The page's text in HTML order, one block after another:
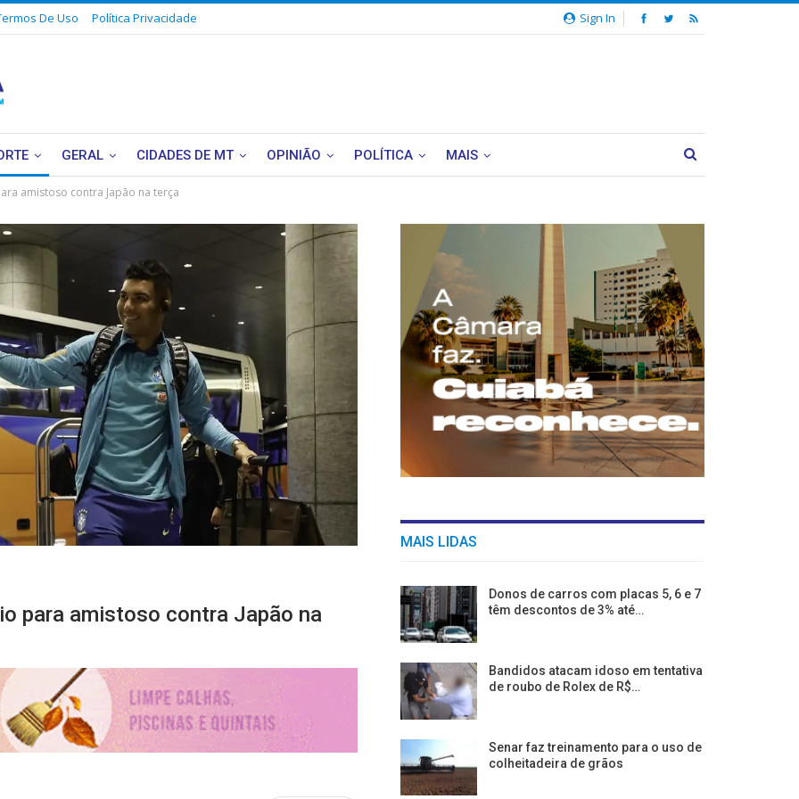
Sign In
De Uso Política Privacidade
GERAL CIDADES DE MT OPINIÃO POLÍTICA MAIS
amistoso contra Japão na terça
para amistoso contra Japão na
MAIS LIDAS
Donos de carros com placas 5, 6 e 7
têm descontos de 3% até…
Bandidos atacam idoso em tentativa
de roubo de Rolex de R$…
Senar faz treinamento para o uso de
colheitadeira de grãos